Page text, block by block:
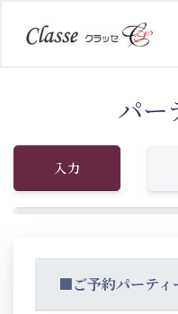
パー
入力
■ご予約パーティ